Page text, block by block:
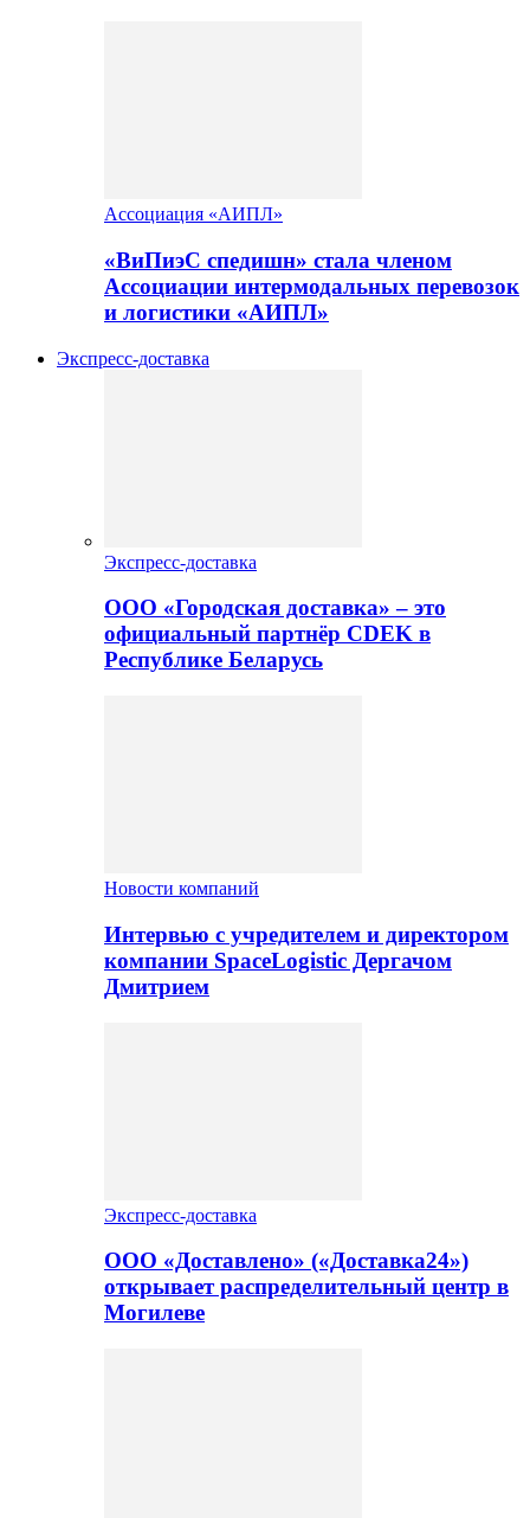
Ассоциация «АИПЛ»
«ВиПиэС спедишн» стала членом
Ассоциации интермодальных перевозок
и логистики «АИПЛ»
Экспресс-доставка
Экспресс-доставка
ООО «Городская доставка» – это
официальный партнёр CDEK в
Республике Беларусь
Новости компаний
Интервью с учредителем и директором
компании SpaceLogistic Дергачом
Дмитрием
Экспресс-доставка
ООО «Доставлено» («Доставка24»)
открывает распределительный центр в
Могилеве